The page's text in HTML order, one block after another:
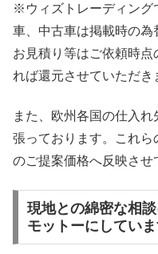
※ウィズトレーディング
車、中古車は掲載時の為
お見積り等はご依頼時
れば還元させていただき
また、欧州各国の仕入
張っております。これ
のご提案価格へ反映させ
現地との綿密な相
モットーにしてい